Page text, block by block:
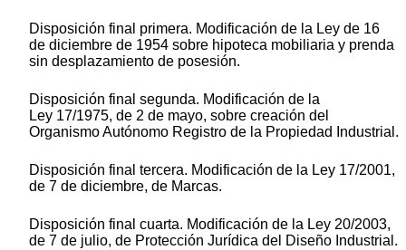
Disposición final primera. Modificación de la Ley de 16
de diciembre de 1954 sobre hipoteca mobiliaria y prenda
sin desplazamiento de posesión.
Disposición final segunda. Modificación de la
Ley 17/1975, de 2 de mayo, sobre creación del
Organismo Autónomo Registro de la Propiedad Industrial.
Disposición final tercera. Modificación de la Ley 17/2001,
de 7 de diciembre, de Marcas.
Disposición final cuarta. Modificación de la Ley 20/2003,
de 7 de julio, de Protección Jurídica del Diseño Industrial.